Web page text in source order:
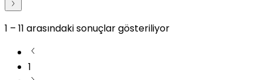
1 – 11 arasındaki sonuçlar gösteriliyor
1